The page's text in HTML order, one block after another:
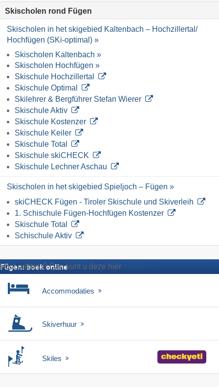
Skischolen rond Fügen
Skischolen in het skigebied Kaltenbach – Hochzillertal/​
Hochfügen (SKi-optimal) »
Skischolen Kaltenbach »
Skischolen Hochfügen »
Skischule Hochzillertal
Skischule Optimal
Skilehrer & Bergführer Stefan Wierer
Skischule Aktiv
Skischule Kostenzer
Skischule Keiler
Skischule Total
Skischule skiCHECK
Skischule Lechner Aschau
Skischolen in het skigebied Spieljoch – Fügen »
skiCHECK Fügen - Tiroler Skischule und Skiverleih
1. Schischule Fügen-Hochfügen Kostenzer
Skischule Total
Schischule Aktiv
Fout ontdekt? Dan kunt u deze hier
Fügen: boek online
Accommodaties
Skiverhuur
Skiles